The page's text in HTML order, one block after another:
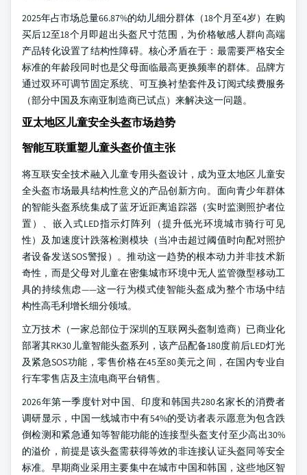
2025年占市场总量66.87%的幼儿细分群体（18个月至4岁）在购
买后12至18个月即超出头盔尺寸范围，为价格敏感人群向高端
产品转化设置了结构性障碍。核心矛盾在于：最需要严格安全
标准的年龄段同时也是父母面临最高更换频率的群体。品牌方
通过双环可调节固定系统、可互换衬垫套件及订阅式续费服务
（部分中国及东南亚制造商已试点）来解决这一问题。
亚太地区儿童安全头盔市场趋势
智能互联重塑儿童头盔价值主张
将互联安全技术融入儿童专用头盔设计，成为亚太地区儿童安
全头盔市场最具结构性意义的产品创新方向。面向青少年群体
的智能头盔系统集成了蓝牙近距离追踪器（实时监测照护者位
置）、嵌入式LED指示灯阵列（提升低光环境城市骑行可见
性）及加速度计跌落检测模块（当冲击超过阈值时向配对照护
者设备发送SOS警报）。推动这一趋势的根本动力并非技术新
奇性，而是父母对儿童在密集城市环境中无人监管微型移动工
具的持续焦虑——这一行为模式使智能头盔成为整个市场中结
构性高毛利增长细分领域。
立万技术（一家总部位于深圳的互联网头盔制造商）已商业化
部署其RK30儿童智能头盔系列，该产品配备180度前后LED灯光
及紧急SOS功能，零售价格在45至80美元之间，在国内专业自
行车零售店及主流电商平台销售。
2026年第一季度针对中国、印度和韩国共280名家长的消费者
调研显示，中国一线城市中有54%的受访者表示愿意为包含跌
倒检测和紧急通知等智能功能的连接型头盔支付至少高出30%
的溢价，前提是该头盔需获得等效的非连接认证头盔同等安全
标准。早期商业采用主要集中在城市中国和韩国，这些地区智